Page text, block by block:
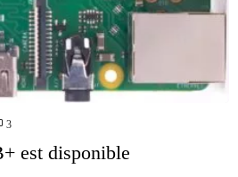
3
est disponible